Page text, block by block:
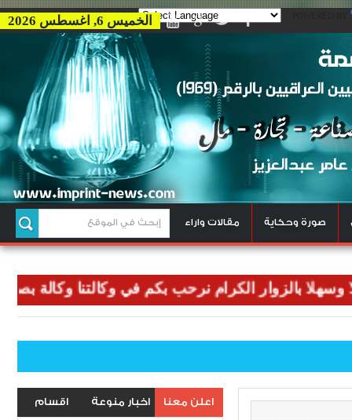
الخميس 6, اغسطس 2026
صورة وحكاية مقالات واراء
بالزوار الكرام نرحب بكم في وكالتنا وكالة بصمة
اعلن معنا اخبار منوعة
اقسام